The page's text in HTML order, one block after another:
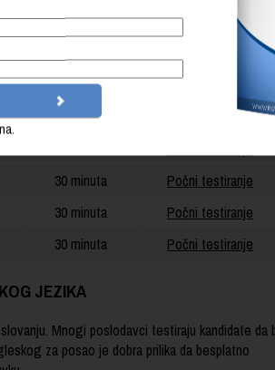
Vreme za rad
Pokretanje
30 minuta
Počni testiranje
30 minuta
Počni testiranje
30 minuta
Počni testiranje
30 minuta
Počni testiranje
30 minuta Počni testiranje
JEZIKA
Mnogi poslodavci testiraju kandidate da
za posao je dobra prilika da besplatno